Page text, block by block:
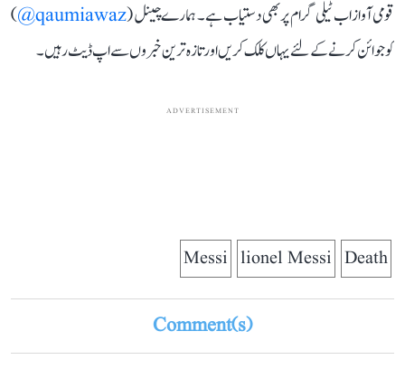
قومی آواز اب ٹیلی گرام پر بھی دستیاب ہے۔ ہمارے چینل (qaumiawaz@
)
کو جوائن کرنے کے لئے یہاں کلک کریں اور تازہ ترین خبروں سے اپ ڈیٹ رہیں۔
ADVERTISEMENT
Death
lionel Messi
Messi
Comment(s)